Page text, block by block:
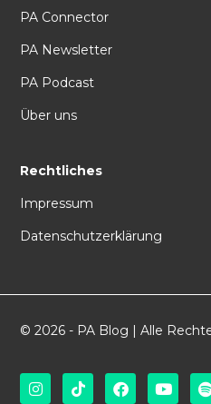
PA Connector
PA Newsletter
PA Podcast
Über uns
Rechtliches
Impressum
Datenschutzerklärung
© 2026 - PA Blog | Alle